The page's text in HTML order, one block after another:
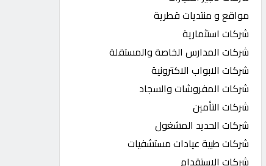
مواقع و منتديات قطرية
شركات استثمارية
شركات المدارس الخاصة والمستقلة
شركات الابواب الاكترونية
شركات المفروشات والسجاد
شركات التأمين
شركات الحديد المشغول
شركات طبية عيادات مستشفيات
شركات الاستقدام